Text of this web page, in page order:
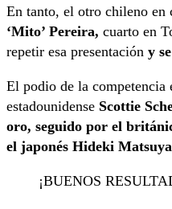
En tanto, el otro chileno en
‘Mito’ Pereira, cuarto en
repetir esa presentación y
El podio de la competencia
estadounidense Scottie
oro, seguido por el
el japonés Hideki
¡BUENOS